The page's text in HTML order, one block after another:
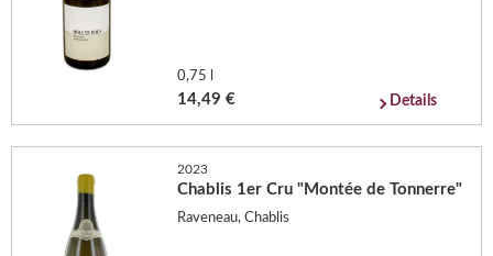
0,75 l
14,49 € Details
2023
Chablis 1er Cru "Montée de Tonnerre"
Raveneau, Chablis